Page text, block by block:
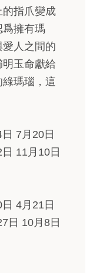
指爪變成
爲擁有瑪
人之間的
玉命獻給
瑪瑙，這
7月20日
11月10日
4月21日
日 10月8日